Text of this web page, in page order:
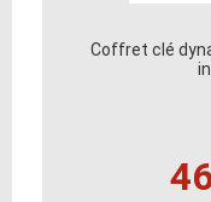
Coffret clé